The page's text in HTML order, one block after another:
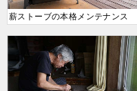
薪ストーブの本格メンテナンス